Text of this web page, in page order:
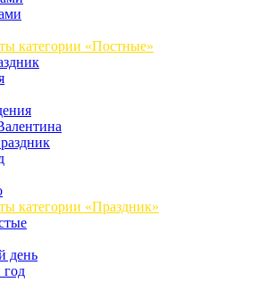
категории «Постные»
категории «Праздник»
день